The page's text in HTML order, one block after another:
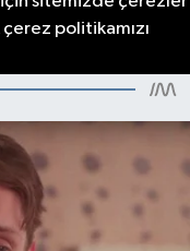
çerez politikamızı